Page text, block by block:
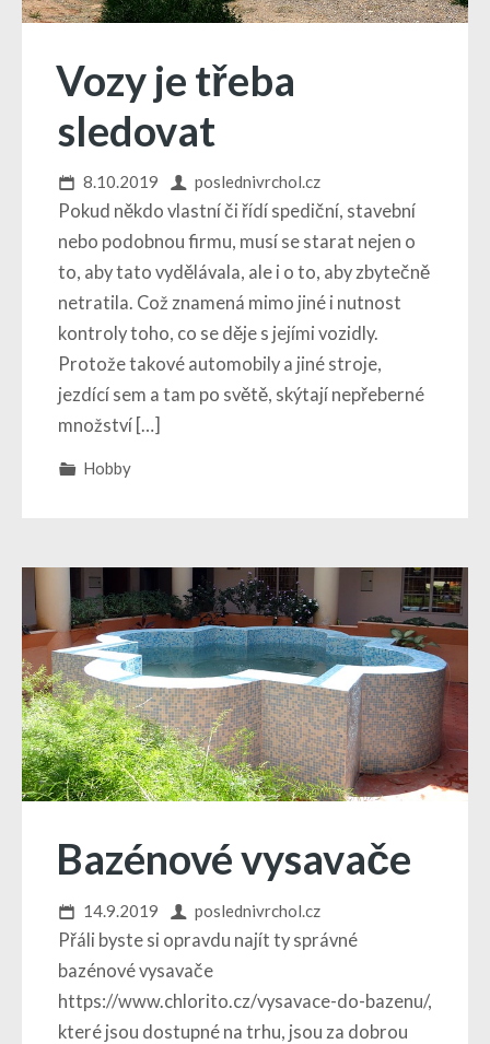
Vozy je třeba
sledovat
8.10.2019 poslednivrchol.cz
Pokud někdo vlastní či řídí spediční, stavební
nebo podobnou firmu, musí se starat nejen o
to, aby tato vydělávala, ale i o to, aby zbytečně
netratila. Což znamená mimo jiné i nutnost
kontroly toho, co se děje s jejími vozidly.
Protože takové automobily a jiné stroje,
jezdící sem a tam po světě, skýtají nepřeberné
množství […]
Hobby
Bazénové vysavače
14.9.2019 poslednivrchol.cz
Přáli byste si opravdu najít ty správné
bazénové vysavače
https://www.chlorito.cz/vysavace-do-bazenu/,
které jsou dostupné na trhu, jsou za dobrou